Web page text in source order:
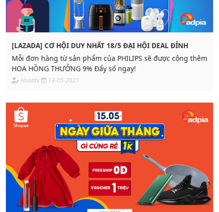
[LAZADA] CƠ HỘI DUY NHẤT 18/5 ĐẠI HỘI DEAL ĐỈNH
Mỗi đơn hàng từ sản phẩm của PHILIPS sẽ được cộng thêm
HOA HỒNG THƯỞNG 9% Đẩy số ngay!
Hoantv 13-05-2021